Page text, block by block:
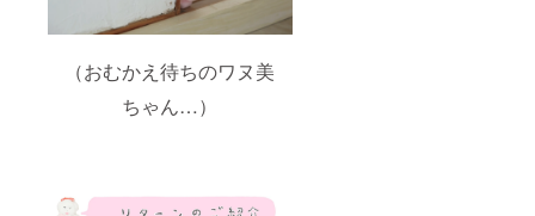
（おむかえ待ちのワヌ美
ちゃん…）